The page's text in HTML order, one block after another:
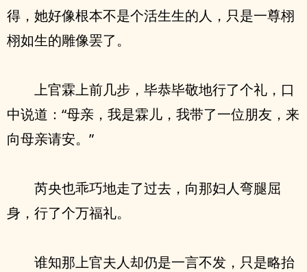
得，她好像根本不是个活生生的人，只是一尊栩
栩如生的雕像罢了。
上官霖上前几步，毕恭毕敬地行了个礼，口
中说道：“母亲，我是霖儿，我带了一位朋友，来
向母亲请安。”
芮央也乖巧地走了过去，向那妇人弯腿屈
身，行了个万福礼。
谁知那上官夫人却仍是一言不发，只是略抬